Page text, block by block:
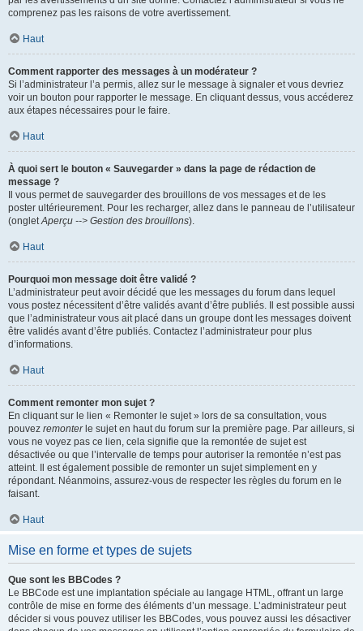
comprenez pas les raisons de votre avertissement.
Haut
Comment rapporter des messages à un modérateur ?
Si l’administrateur l’a permis, allez sur le message à signaler et vous devriez
voir un bouton pour rapporter le message. En cliquant dessus, vous accéderez
aux étapes nécessaires pour le faire.
Haut
À quoi sert le bouton « Sauvegarder » dans la page de rédaction de
message ?
Il vous permet de sauvegarder des brouillons de vos messages et de les
poster ultérieurement. Pour les recharger, allez dans le panneau de l’utilisateur
(ongletAperçu --> Gestion des brouillons).
Haut
Pourquoi mon message doit être validé ?
L’administrateur peut avoir décidé que les messages du forum dans lequel
vous postez nécessitent d’être validés avant d’être publiés. Il est possible aussi
que l’administrateur vous ait placé dans un groupe dont les messages doivent
être validés avant d’être publiés. Contactez l’administrateur pour plus
d’informations.
Haut
Comment remonter mon sujet ?
En cliquant sur le lien « Remonter le sujet » lors de sa consultation, vous
pouvez remonterle sujet en haut du forum sur la première page. Par ailleurs, si
vous ne voyez pas ce lien, cela signifie que la remontée de sujet est
désactivée ou que l’intervalle de temps pour autoriser la remontée n’est pas
atteint. Il est également possible de remonter un sujet simplement en y
répondant. Néanmoins, assurez-vous de respecter les règles du forum en le
faisant.
Haut
Mise en forme et types de sujets
Que sont les BBCodes ?
Le BBCode est une implantation spéciale au langage HTML, offrant un large
contrôle de mise en forme des éléments d’un message. L’administrateur peut
décider si vous pouvez utiliser les BBCodes, vous pouvez aussi les désactiver